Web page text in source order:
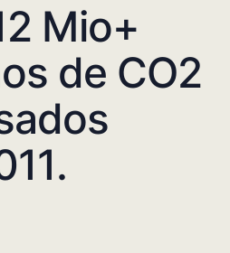
Mio+
de CO2